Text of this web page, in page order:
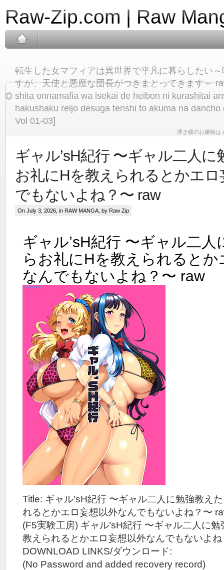
Raw-Zip.com | Raw
転生した女マフィアは異世界で平凡に暮らしたい
すが、天使と悪魔な団長がつきまとってきます～
shita onnamafia wa isekai de heibon ni kurashitai
hakushaku reijo desuga tenshi to akuma na
Vol 01-03]
儚き瞳のお嬢様は
ギャル’sH紀行 〜ギャル二人に
お礼にHを教えられるとかエロ
でもないよね？〜 raw
On July 3, 2026, in RAW MANGA , by Raw Zip
ギャル’sH紀行 〜ギャル二人
らお礼にHを教えられるとか
なんでもないよね？〜 raw
Title: ギャル’sH紀行 〜ギャル二人に勉強教え
れるとかエロ妄想以外なんでもないよね？〜
(F5実験工房) ギャル’sH紀行 〜ギャル二人に
教えられるとかエロ妄想以外なんでもないよ
DOWNLOAD LINKS/ダウンロード:
(No Password and added recovery record)